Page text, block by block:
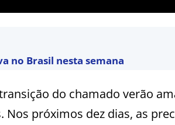
no Brasil nesta semana
do chamado verão
Nos próximos dez dias, as